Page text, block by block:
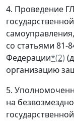
4. Проведение
со статьями 81-
Федерации*(2)
организацию
5.
на